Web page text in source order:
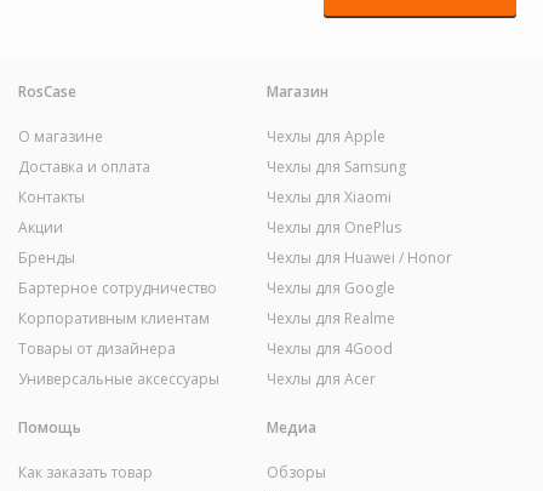
RosCase
О магазине
Доставка и оплата
Контакты
Акции
Бренды
Бартерное сотрудничество
Корпоративным клиентам
Товары от дизайнера
Универсальные аксессуары
Магазин
Чехлы для Apple
Чехлы для Samsung
Чехлы для Xiaomi
Чехлы для OnePlus
Чехлы для Huawei / Honor
Чехлы для Google
Чехлы для Realme
Чехлы для 4Good
Чехлы для Acer
Помощь
Как заказать товар
Медиа
Обзоры